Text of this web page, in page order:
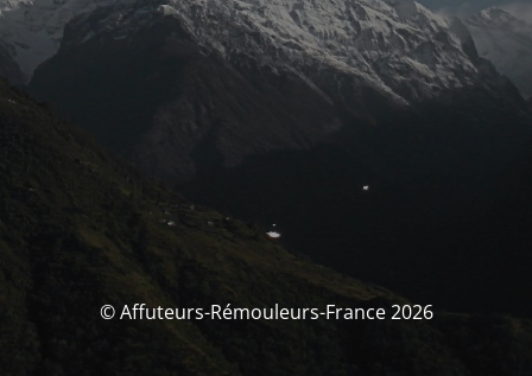
© Affuteurs-Rémouleurs-France 2026